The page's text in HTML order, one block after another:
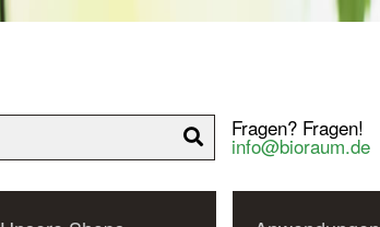
Fragen? Fragen!
info@bioraum.de